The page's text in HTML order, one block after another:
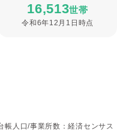
16,513世帯
令和6年12月1日時点
帳人口/事業所数：経済センサス